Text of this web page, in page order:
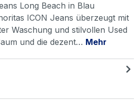
Long Beach in Blau
ICON Jeans überzeugt mit
Waschung und stilvollen Used
und die dezent… Mehr